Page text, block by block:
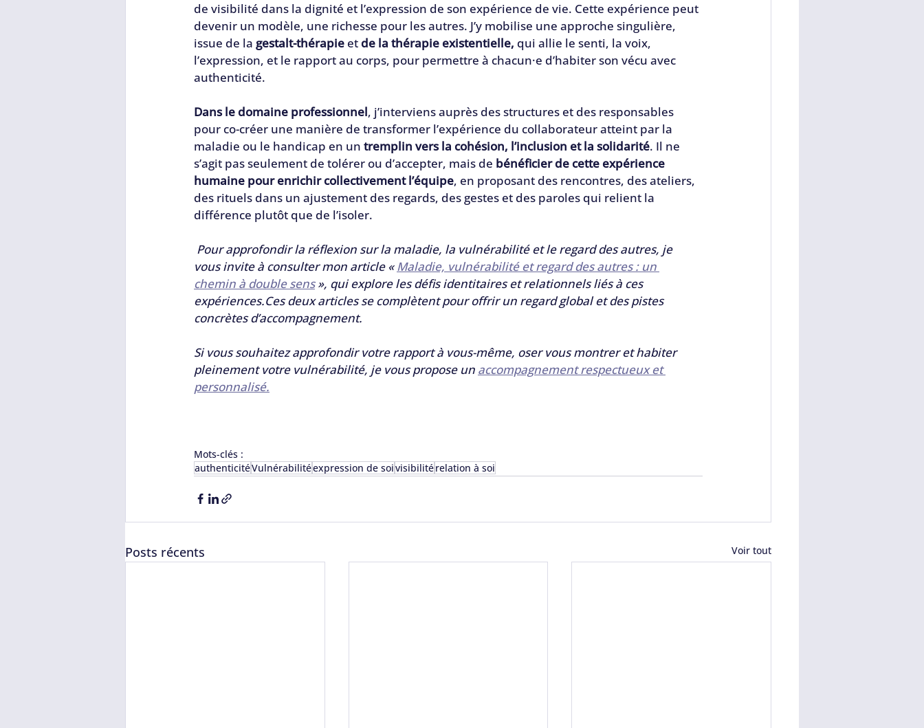
de visibilité dans la dignité et l’expression de son expérience de vie. Cette expérience peut
devenir un modèle, une richesse pour les autres. J’y mobilise une approche singulière,
issue de la gestalt-thérapie et de la thérapie existentielle, qui allie le senti, la voix,
l’expression, et le rapport au corps, pour permettre à chacun·e d’habiter son vécu avec
authenticité.
Dans le domaine professionnel, j’interviens auprès des structures et des responsables
pour co-créer une manière de transformer l’expérience du collaborateur atteint par la
maladie ou le handicap en un tremplin vers la cohésion, l’inclusion et la solidarité. Il ne
s’agit pas seulement de tolérer ou d’accepter, mais de bénéficier de cette expérience
humaine pour enrichir collectivement l’équipe, en proposant des rencontres, des ateliers,
des rituels dans un ajustement des regards, des gestes et des paroles qui relient la
différence plutôt que de l’isoler.
Pour approfondir la réflexion sur la maladie, la vulnérabilité et le regard des autres, je
vous invite à consulter mon article « Maladie, vulnérabilité et regard des autres : un
chemin à double sens », qui explore les défis identitaires et relationnels liés à ces
expériences.Ces deux articles se complètent pour offrir un regard global et des pistes
concrètes d’accompagnement.
Si vous souhaitez approfondir votre rapport à vous-même, oser vous montrer et habiter
pleinement votre vulnérabilité, je vous propose un accompagnement respectueux et
personnalisé.
Mots-clés :
authenticitéVulnérabilitéexpression de soivisibilitérelation à soi
Posts récents Voir tout